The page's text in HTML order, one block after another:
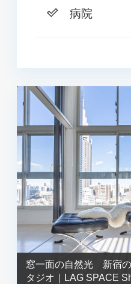
病院
窓一面の自然光 新宿
タジオ｜LAG SPACE